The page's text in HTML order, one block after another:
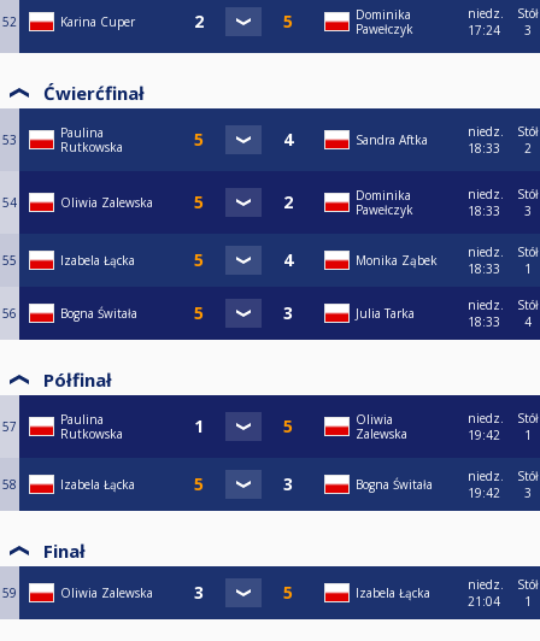
52 Karina Cuper
Dominika
Pawełczyk
niedz.
17:24
Stół
3
Ćwierćfinał
53
Paulina
Rutkowska
Sandra Aftka
niedz.
18:33
Stół
2
54 Oliwia Zalewska
Dominika
Pawełczyk
niedz.
18:33
Stół
3
55 Izabela Łącka Monika Ząbek
niedz.
18:33
Stół
1
56 Bogna Świtała Julia Tarka
niedz.
18:33
Stół
4
Półfinał
57
Paulina
Rutkowska
Oliwia
Zalewska
niedz.
19:42
Stół
1
58 Izabela Łącka Bogna Świtała
niedz.
19:42
Stół
3
Finał
59 Oliwia Zalewska Izabela Łącka
niedz.
21:04
Stół
1